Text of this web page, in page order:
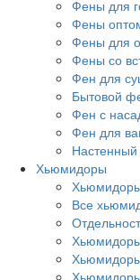
Фены для
Фены
Фены для
Фены со
Фен для
Бытовой
Фен с
Фен для
Хьюмидоры
Все